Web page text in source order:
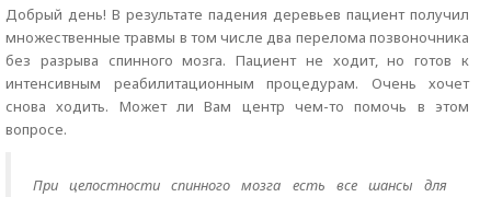
Добрый день! В результате падения деревьев пациент получил
множественные травмы в том числе два перелома позвоночника
без разрыва спинного мозга. Пациент не ходит, но готов к
интенсивным реабилитационным процедурам. Очень хочет
снова ходить. Может ли Вам центр чем-то помочь в этом
вопросе.
При целостности спинного мозга есть все шансы для